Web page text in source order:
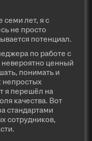
семи лет, я с
не просто
потенциал.
по работе с
ценный
понимать и
непростых
я перешёл на
качества. Вот
стандартами
сотрудников,